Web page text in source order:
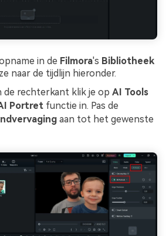
in de Filmora's Bibliotheek
naar de tijdlijn hieronder.
de rechterkant klik je op AI Tools
Portret functie in. Pas de
aan tot het gewenste